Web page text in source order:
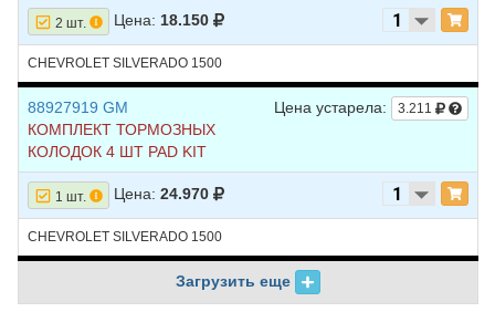
2 шт. Цена: 18.150
CHEVROLET SILVERADO 1500
Цена устарела: 3.211
88927919 GM
КОМПЛЕКТ ТОРМОЗНЫХ
КОЛОДОК 4 ШТ PAD KIT
1 шт. Цена: 24.970
CHEVROLET SILVERADO 1500
Загрузить еще